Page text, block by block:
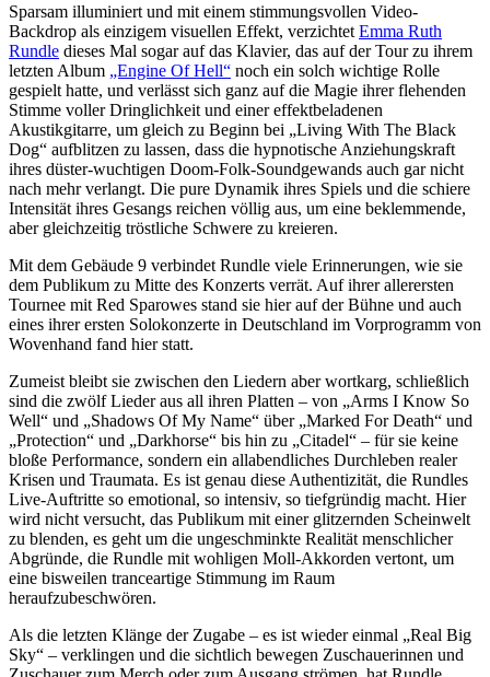
Sparsam illuminiert und mit einem stimmungsvollen Video-
Backdrop als einzigem visuellen Effekt, verzichtet Emma Ruth
Rundle dieses Mal sogar auf das Klavier, das auf der Tour zu ihrem
letzten Album „Engine Of Hell“ noch ein solch wichtige Rolle
gespielt hatte, und verlässt sich ganz auf die Magie ihrer flehenden
Stimme voller Dringlichkeit und einer effektbeladenen
Akustikgitarre, um gleich zu Beginn bei „Living With The Black
Dog“ aufblitzen zu lassen, dass die hypnotische Anziehungskraft
ihres düster-wuchtigen Doom-Folk-Soundgewands auch gar nicht
nach mehr verlangt. Die pure Dynamik ihres Spiels und die schiere
Intensität ihres Gesangs reichen völlig aus, um eine beklemmende,
aber gleichzeitig tröstliche Schwere zu kreieren.
Mit dem Gebäude 9 verbindet Rundle viele Erinnerungen, wie sie
dem Publikum zu Mitte des Konzerts verrät. Auf ihrer allerersten
Tournee mit Red Sparowes stand sie hier auf der Bühne und auch
eines ihrer ersten Solokonzerte in Deutschland im Vorprogramm von
Wovenhand fand hier statt.
Zumeist bleibt sie zwischen den Liedern aber wortkarg, schließlich
sind die zwölf Lieder aus all ihren Platten – von „Arms I Know So
Well“ und „Shadows Of My Name“ über „Marked For Death“ und
„Protection“ und „Darkhorse“ bis hin zu „Citadel“ – für sie keine
bloße Performance, sondern ein allabendliches Durchleben realer
Krisen und Traumata. Es ist genau diese Authentizität, die Rundles
Live-Auftritte so emotional, so intensiv, so tiefgründig macht. Hier
wird nicht versucht, das Publikum mit einer glitzernden Scheinwelt
zu blenden, es geht um die ungeschminkte Realität menschlicher
Abgründe, die Rundle mit wohligen Moll-Akkorden vertont, um
eine bisweilen tranceartige Stimmung im Raum
heraufzubeschwören.
Als die letzten Klänge der Zugabe – es ist wieder einmal „Real Big
Sky“ – verklingen und die sichtlich bewegen Zuschauerinnen und